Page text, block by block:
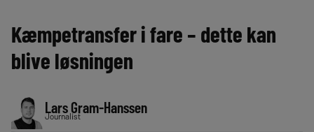
Kæmpetransfer i fare – dette kan
blive løsningen
Lars Gram-Hanssen
Journalist